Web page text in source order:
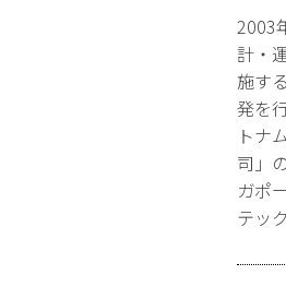
2003
計・
施す
発を
トナ
司」
ガポ
テッ